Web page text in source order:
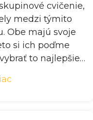
cvičenie,
medzi týmito
Obe majú svoje
si ich poďme
to najlepšie